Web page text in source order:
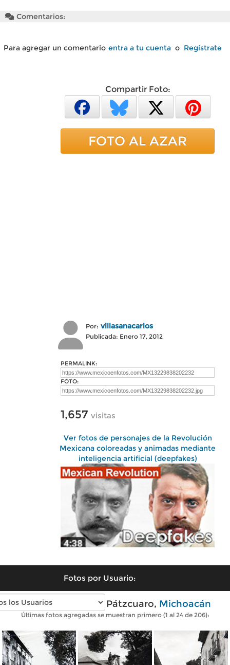
Comentarios:
Para agregar un comentario entra a tu cuenta o Regístrate
Compartir Foto:
FOTO AL AZAR
Por: villasanacarlos
Publicada: Enero 17, 2012
PERMALINK:
FOTO:
1,657 visitas
Ver fotos de personajes de la Revolución
Mexicana coloreadas y animadas mediante
inteligencia artificial (deepfakes)
Fotos por Usuario:
Fotos antiguas de Pátzcuaro, Michoacán
Últimas fotos agregadas se muestran primero (1 al 24 de 206):